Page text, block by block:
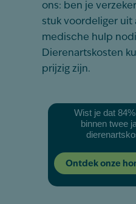
ons: ben je
stuk voordeliger uit
medische hulp
Dierenartskosten
prijzig zijn.
Wist je dat
binnen twee
Ontdek onze